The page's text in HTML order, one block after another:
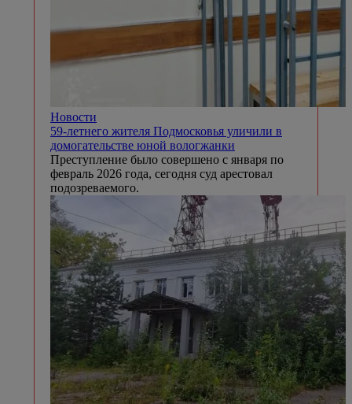
Новости
59-летнего жителя Подмосковья уличили в
домогательстве юной вологжанки
Преступление было совершено с января по
февраль 2026 года, сегодня суд арестовал
подозреваемого.